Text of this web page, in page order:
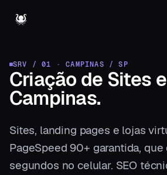
SRV / 01 ·CAMPINAS /SP
Criação de Sites
Campinas.
Sites, landing pages e lojas
PageSpeed 90+ garantida,
segundos no celular. SEO